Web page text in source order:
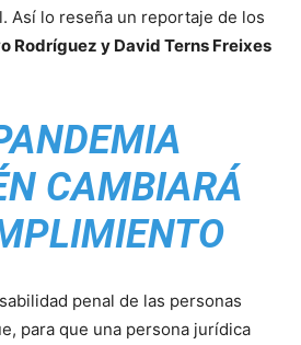
Así lo reseña un reportaje de los
Rodríguez y David Terns Freixes
CAMBIARÁ
penal de las personas
para que una persona jurídica